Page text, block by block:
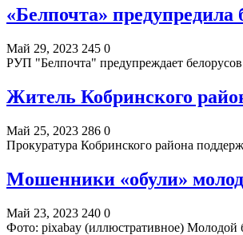
«Белпочта»
Май 29, 2023 245 0
РУП "Белпочта" предупреждает
Житель Кобринского
Май 25, 2023 286 0
Прокуратура Кобринского района
Мошенники «обули»
Май 23, 2023 240 0
Фото: pixabay (иллюстративное) Молодой